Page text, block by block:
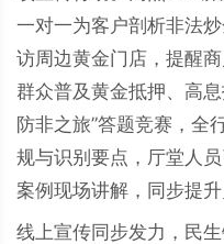
一对一为客户剖析非法
访周边黄金门店，提醒
群众普及黄金抵押、高息
防非之旅”答题竞赛，全
规与识别要点，厅堂人
案例现场讲解，同步提
线上宣传同步发力，民